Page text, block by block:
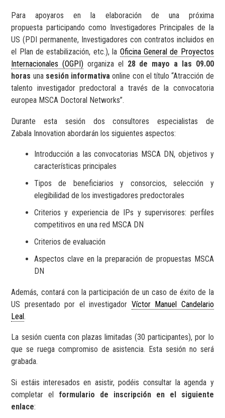
Para apoyaros en la elaboración de una próxima
propuesta participando como Investigadores Principales de la
US (PDI permanente, Investigadores con contratos incluidos en
el Plan de estabilización, etc.), la Oficina General de Proyectos
Internacionales (OGPI) organiza el 28 de mayo a las 09.00
horas unasesión informativaonline con el título “Atracción de
talento investigador predoctoral a través de la convocatoria
europea MSCA Doctoral Networks”.
Durante esta sesión dos consultores especialistas de
Zabala Innovation abordarán los siguientes aspectos:
Introducción a las convocatorias MSCA DN, objetivos y
características principales
Tipos de beneficiarios y consorcios, selección y
elegibilidad de los investigadores predoctorales
Criterios y experiencia de IPs y supervisores: perfiles
competitivos en una red MSCA DN
Criterios de evaluación
Aspectos clave en la preparación de propuestas MSCA
DN
Además, contará con la participación de un caso de éxito de la
US presentado por el investigador Víctor Manuel Candelario
Leal.
La sesión cuenta con plazas limitadas (30 participantes), por lo
que se ruega compromiso de asistencia. Esta sesión no será
grabada.
Si estáis interesados en asistir, podéis consultar la agenda y
completar el formulario de inscripción en el siguiente
enlace: